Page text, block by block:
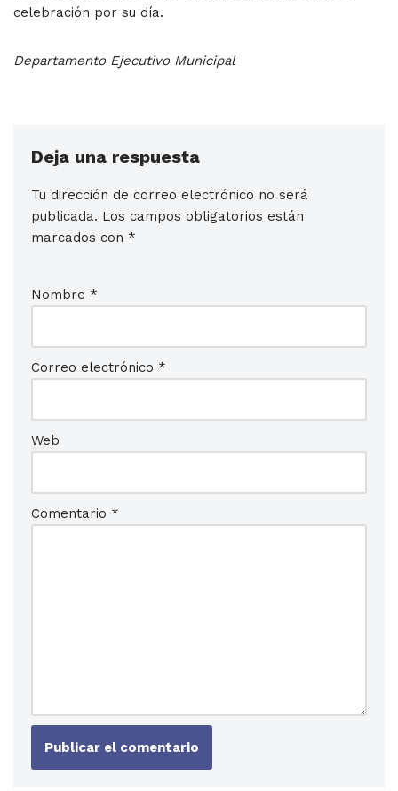
celebración por su día.
Departamento Ejecutivo Municipal
Deja una respuesta
Tu dirección de correo electrónico no será
publicada. Los campos obligatorios están
marcados con *
Nombre *
Correo electrónico *
Web
Comentario *